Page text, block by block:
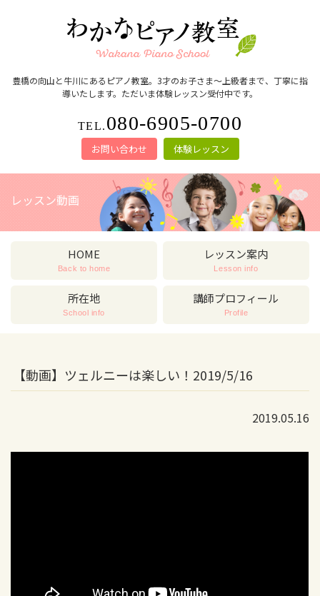
豊橋の向山と牛川にあるピアノ教室。3才のお子さま～上級者まで、丁寧に指
導いたします。ただいま体験レッスン受付中です。
TEL. 080-6905-0700
お問い合わせ 体験レッスン
レッスン動画
HOME
Back to home
レッスン案内
Lesson info
所在地
School info
講師プロフィール
Profile
【動画】ツェルニーは楽しい！2019/5/16
2019.05.16